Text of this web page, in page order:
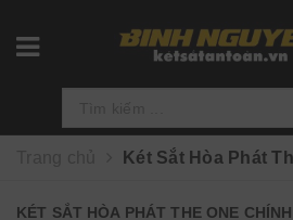
Két Sắt Hòa Phát
KÉT SẮT HÒA PHÁT THE ONE